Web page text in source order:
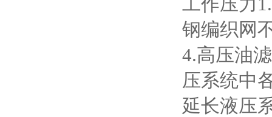
钢编织网
4.高压油
压系统中
延长液压